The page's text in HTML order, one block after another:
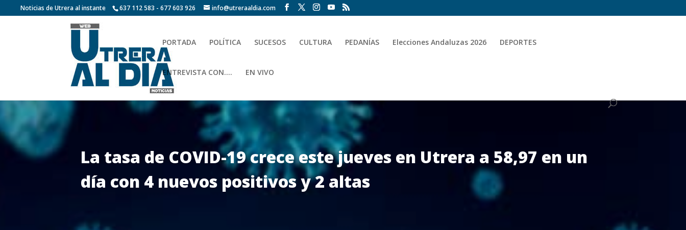
Noticias de Utrera al instante 637 112 583 - 677 603 926 info@utreraaldia.com
PORTADA POLÍTICA SUCESOS CULTURA PEDANÍAS Elecciones Andaluzas 2026 DEPORTES
ENTREVISTA CON…. EN VIVO
La tasa de COVID-19 crece este jueves en Utrera a 58,97 en un
día con 4 nuevos positivos y 2 altas